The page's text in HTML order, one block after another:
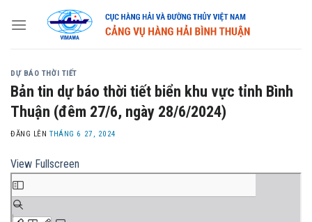
DỰ BÁO THỜI TIẾT
Bản tin dự báo thời tiết biển khu vực tỉnh Bình
Thuận (đêm 27/6, ngày 28/6/2024)
ĐĂNG LÊNTHÁNG 6 27, 2024
View Fullscreen